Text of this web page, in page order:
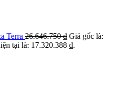
Terra 26.646.750₫ Giá gốc là:
tại là: 17.320.388 ₫.